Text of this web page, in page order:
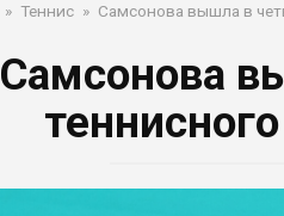
» Теннис » Самсонова вышла в
Самсонова